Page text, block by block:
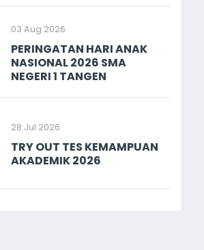
03 Aug 2026
PERINGATAN HARI ANAK
NASIONAL 2026 SMA
NEGERI 1 TANGEN
28 Jul 2026
TRY OUT TES KEMAMPUAN
AKADEMIK 2026